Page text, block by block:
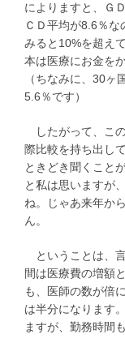
によりますと、Ｇ
ＣＤ平均が8.6％
みると10%を超え
本は医療にお金を
（ちなみに、30
5.6％です）
したがって、こ
際比較を持ち出し
ときどき聞くこと
と私は思いますが
ね。じゃあ来年か
ん。
ということは、
間は医療費の増額
も、医師の数が倍
は半分になります
ますが、勤務時間